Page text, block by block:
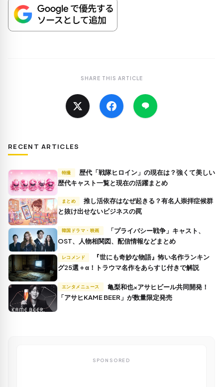
SHARE THIS ARTICLE
RECENT ARTICLES
特撮
歴代キャスト一覧と現在の活躍まとめ
まとめ
推し活依存はなぜ起きる？有名人崇拝症候群
と抜け出せないビジネスの罠
韓国ドラマ・映画
OST、人物相関図、配信情報などまとめ
レコメンド
グ25選＋α！トラウマ名作をあらすじ付きで解説
エンタメニュース
「アサヒKAME BEER」が数量限定発売
SPONSORED